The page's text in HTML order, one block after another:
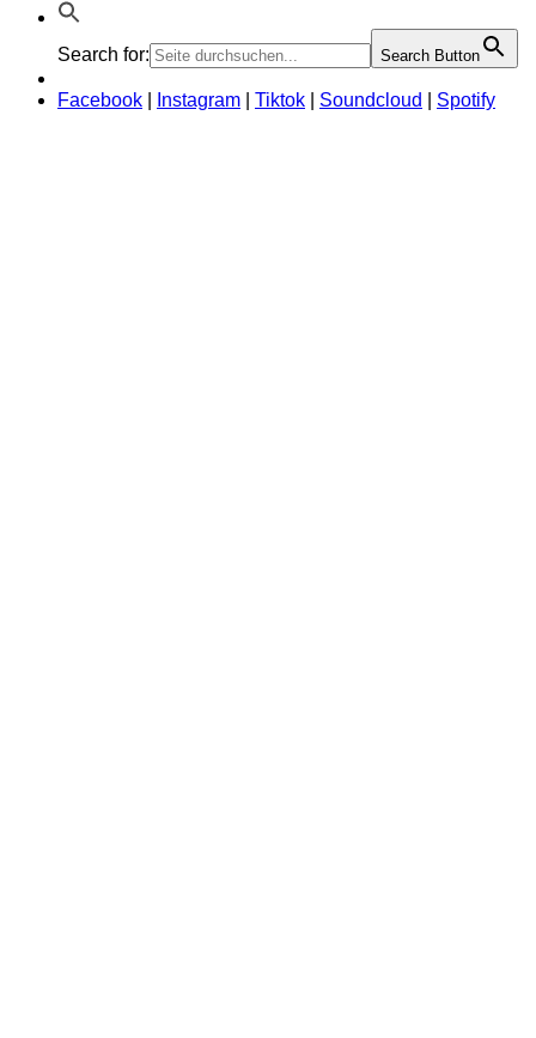
Search for: Search Button
Facebook Instagram Tiktok Soundcloud Spotify